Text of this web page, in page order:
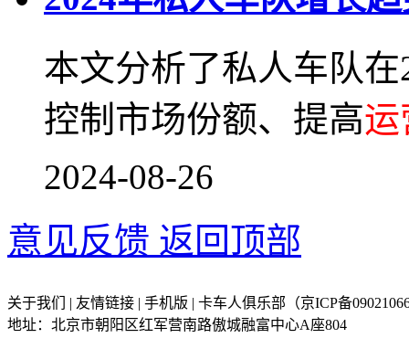
本文分析了私人车队
控制市场份额、提高运
2024-08-26
意见反馈 返回顶部
关于我们 | 友情链接 | 手机版 | 卡车人俱乐部（京ICP备
地址：北京市朝阳区红军营南路傲城融富中心A座804